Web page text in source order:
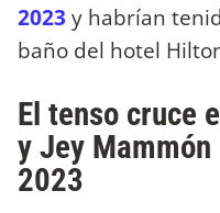
2023 y habrían
baño del hotel
El tenso cruce
y Jey
2023